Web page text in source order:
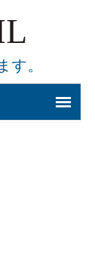
す。